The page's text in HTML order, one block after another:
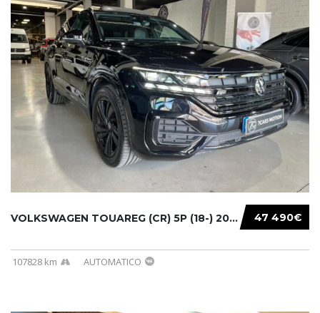
47 490€
VOLKSWAGEN TOUAREG (CR) 5P (18-) 2021...
107828 km AUTOMATICO